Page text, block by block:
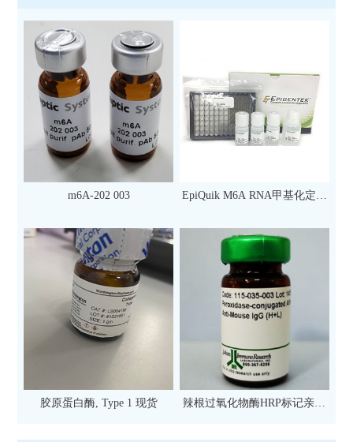
m6A-202 003
EpiQuik M6A RNA甲基化定量
次）
胶原蛋白酶, Type 1 现货
辣根过氧化物酶HRP标记亲和
抗 现货